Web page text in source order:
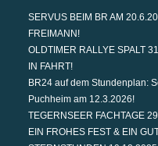
SERVUS BEIM BR AM
FREIMANN!
OLDTIMER RALLYE SPALT
IN FAHRT!
BR24 auf dem Stundenplan:
Puchheim am 12.3.2026!
TEGERNSEER FACHTAGE
EIN FROHES FEST & EIN